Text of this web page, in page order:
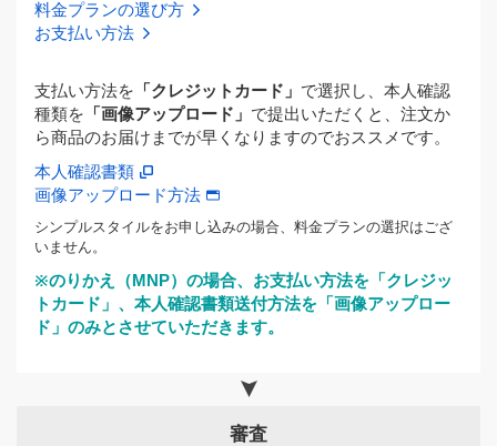
番号ポータビリティ（MNP）ご利用時の注意
番号ポータビリティ（MNP）を利用する場合、乗換先事
業者での切り替え（開通）手続きが完了した時点をもっ
乗換元事業者の契約更新月ではない期間に、切り替え
（開通）手続きを行う場合、乗換元通信事業者とお客さ
まとのご契約内容によっては、解約に伴う違約金が発生
Web上で乗換え手続き（MNP）を行う場合、切り替え
ますので、ご注意ください。
料金プランの選び方
お支払い方法
支払い方法を 「クレジットカード」 で選択し、本人確認
種類を 「画像アップロード」 で提出いただくと、注文か
ら商品のお届けまでが早くなりますのでおススメです。
本人確認書類
画像アップロード方法
シンプルスタイルをお申し込みの場合、料金プランの選択はござ
いません。
※のりかえ（MNP）の場合、お支払い方法を「クレジッ
トカード」、本人確認書類送付方法を「画像アップロー
ド」のみとさせていただきます。
審査